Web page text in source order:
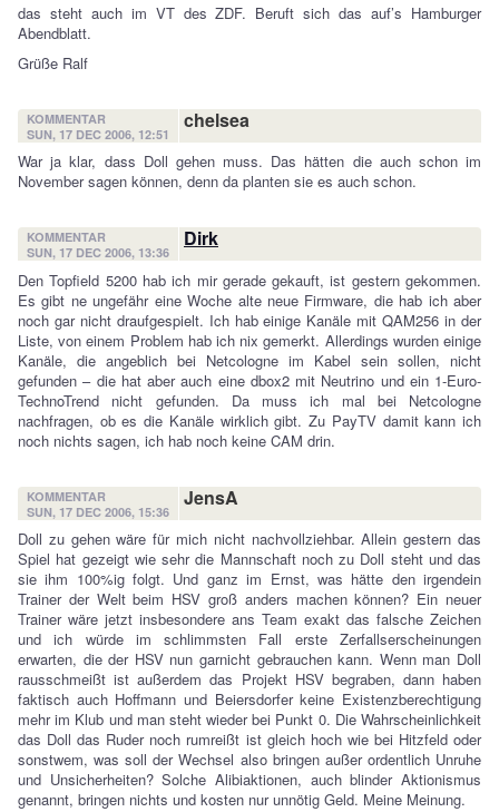
das steht auch im VT des ZDF. Beruft sich das auf’s Hamburger
Abendblatt.
Grüße Ralf
KOMMENTAR
SUN, 17 DEC 2006, 12:51
chelsea
War ja klar, dass Doll gehen muss. Das hätten die auch schon im
November sagen können, denn da planten sie es auch schon.
KOMMENTAR
SUN, 17 DEC 2006, 13:36
Dirk
Den Topfield 5200 hab ich mir gerade gekauft, ist gestern gekommen.
Es gibt ne ungefähr eine Woche alte neue Firmware, die hab ich aber
noch gar nicht draufgespielt. Ich hab einige Kanäle mit QAM256 in der
Liste, von einem Problem hab ich nix gemerkt. Allerdings wurden einige
Kanäle, die angeblich bei Netcologne im Kabel sein sollen, nicht
gefunden – die hat aber auch eine dbox2 mit Neutrino und ein 1-Euro-
TechnoTrend nicht gefunden. Da muss ich mal bei Netcologne
nachfragen, ob es die Kanäle wirklich gibt. Zu PayTV damit kann ich
noch nichts sagen, ich hab noch keine CAM drin.
KOMMENTAR
SUN, 17 DEC 2006, 15:36
JensA
Doll zu gehen wäre für mich nicht nachvollziehbar. Allein gestern das
Spiel hat gezeigt wie sehr die Mannschaft noch zu Doll steht und das
sie ihm 100%ig folgt. Und ganz im Ernst, was hätte den irgendein
Trainer der Welt beim HSV groß anders machen können? Ein neuer
Trainer wäre jetzt insbesondere ans Team exakt das falsche Zeichen
und ich würde im schlimmsten Fall erste Zerfallserscheinungen
erwarten, die der HSV nun garnicht gebrauchen kann. Wenn man Doll
rausschmeißt ist außerdem das Projekt HSV begraben, dann haben
faktisch auch Hoffmann und Beiersdorfer keine Existenzberechtigung
mehr im Klub und man steht wieder bei Punkt 0. Die Wahrscheinlichkeit
das Doll das Ruder noch rumreißt ist gleich hoch wie bei Hitzfeld oder
sonstwem, was soll der Wechsel also bringen außer ordentlich Unruhe
und Unsicherheiten? Solche Alibiaktionen, auch blinder Aktionismus
genannt, bringen nichts und kosten nur unnötig Geld. Meine Meinung.